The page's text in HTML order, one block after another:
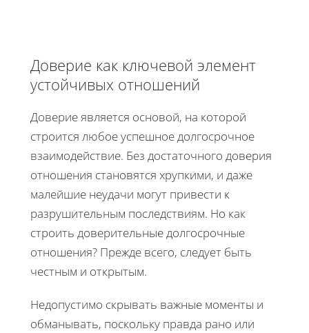
Доверие как ключевой элемент
устойчивых отношений
Доверие является основой, на которой
строится любое успешное долгосрочное
взаимодействие. Без достаточного доверия
отношения становятся хрупкими, и даже
малейшие неудачи могут привести к
разрушительным последствиям. Но как
строить доверительные долгосрочные
отношения? Прежде всего, следует быть
честным и открытым.
Недопустимо скрывать важные моменты и
обманывать, поскольку правда рано или